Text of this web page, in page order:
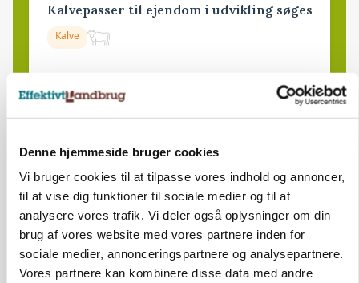
Denne hjemmeside bruger cookies
Vi bruger cookies til at tilpasse vores indhold og annoncer,
til at vise dig funktioner til sociale medier og til at
analysere vores trafik. Vi deler også oplysninger om din
brug af vores website med vores partnere inden for
sociale medier, annonceringspartnere og analysepartnere.
Vores partnere kan kombinere disse data med andre
Kalvepasser til ejendom i udvikling søges
Kalve
6392, Bolderslev 03. aug.
Leder til klimastald
Klimastald
9670, Løgstør 03. aug.